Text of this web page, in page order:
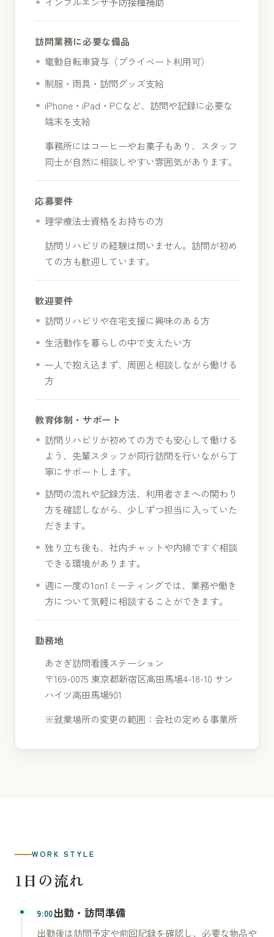
訪問業務に必要な備品
電動自転車貸与（プライベート利用可）
制服・雨具・訪問グッズ支給
iPhone・iPad・PCなど、訪問や記録に必要な
端末を支給
事務所にはコーヒーやお菓子もあり、スタッフ
同士が自然に相談しやすい雰囲気があります。
応募要件
理学療法士資格をお持ちの方
訪問リハビリの経験は問いません。訪問が初め
ての方も歓迎しています。
歓迎要件
訪問リハビリや在宅支援に興味のある方
生活動作を暮らしの中で支えたい方
一人で抱え込まず、周囲と相談しながら働ける
方
教育体制・サポート
訪問リハビリが初めての方でも安心して働ける
よう、先輩スタッフが同行訪問を行いながら丁
寧にサポートします。
訪問の流れや記録方法、利用者さまへの関わり
方を確認しながら、少しずつ担当に入っていた
だきます。
独り立ち後も、社内チャットや内線ですぐ相談
できる環境があります。
週に一度の1on1ミーティングでは、業務や働き
方について気軽に相談することができます。
勤務地
あさぎ訪問看護ステーション
〒169-0075 東京都新宿区高田馬場4-18-10 サン
ハイツ高田馬場901
※就業場所の変更の範囲：会社の定める事業所
WORK STYLE
1日の流れ
9:00出勤・訪問準備
出勤後は訪問予定や前回記録を確認し、必要な物品や